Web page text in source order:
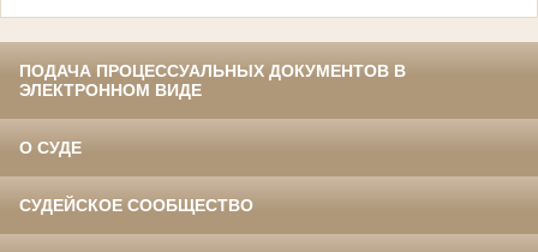
ПОДАЧА ПРОЦЕССУАЛЬНЫХ ДОКУМЕНТОВ В
ЭЛЕКТРОННОМ ВИДЕ
О СУДЕ
СУДЕЙСКОЕ СООБЩЕСТВО